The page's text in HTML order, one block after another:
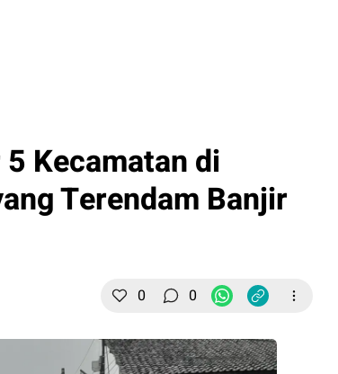
Kecamatan di
Terendam Banjir
0 0